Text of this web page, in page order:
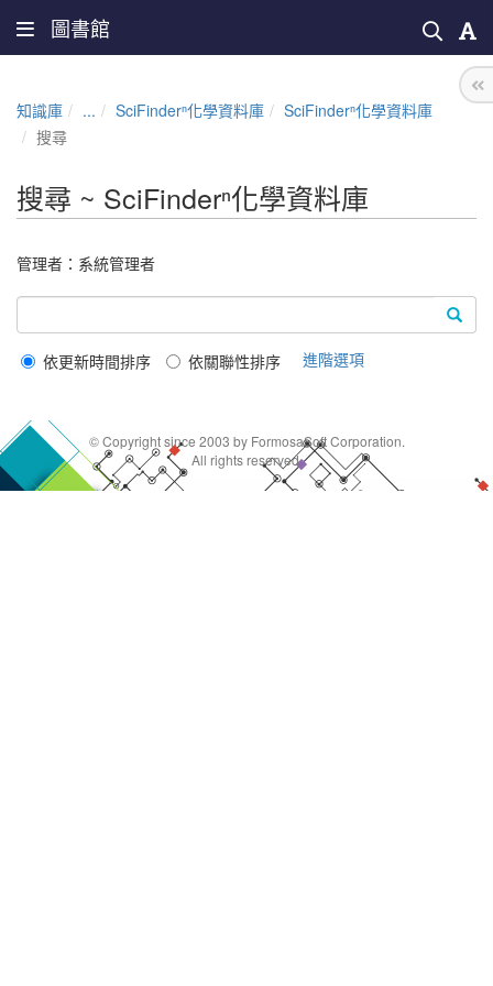
圖書館
知識庫 ... SciFinderⁿ化學資料庫
SciFinderⁿ化學資料庫
搜尋
搜尋 ~ SciFinderⁿ化學資料庫
管理者： 系統管理者
依更新時間排序 依關聯性排序 進階選項
© Copyright since 2003 by FormosaSoft Corporation.
All rights reserved.